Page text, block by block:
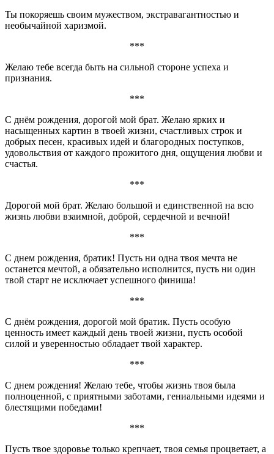
Ты покоряешь своим мужеством, экстравагантностью и
необычайной харизмой.
***
Желаю тебе всегда быть на сильной стороне успеха и
признания.
***
С днём рождения, дорогой мой брат. Желаю ярких и
насыщенных картин в твоей жизни, счастливых строк и
добрых песен, красивых идей и благородных поступков,
удовольствия от каждого прожитого дня, ощущения любви и
счастья.
***
Дорогой мой брат. Желаю большой и единственной на всю
жизнь любви взаимной, доброй, сердечной и вечной!
***
С днем рождения, братик! Пусть ни одна твоя мечта не
останется мечтой, а обязательно исполнится, пусть ни один
твой старт не исключает успешного финиша!
***
С днём рождения, дорогой мой братик. Пусть особую
ценность имеет каждый день твоей жизни, пусть особой
силой и уверенностью обладает твой характер.
***
С днем рождения! Желаю тебе, чтобы жизнь твоя была
полноценной, с приятными заботами, гениальными идеями и
блестящими победами!
***
Пусть твое здоровье только крепчает, твоя семья процветает, а